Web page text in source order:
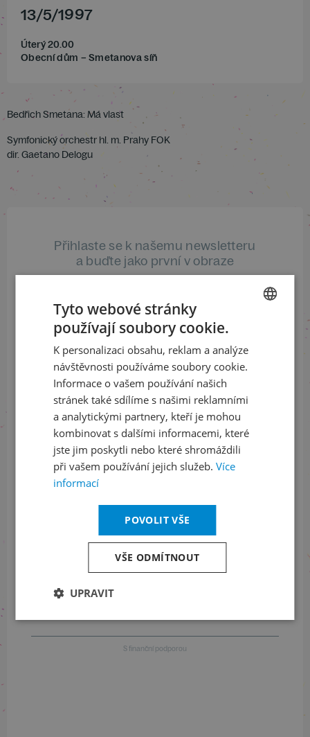
13/5/1997
Úterý 20.00
Obecní dům – Smetanova síň
Bedřich Smetana: Má vlast
Symfonický orchestr hl. m. Prahy FOK
dir. Gaetano Delogu
Přihlaste se k našemu newsletteru
a buďte jako první v obraze
Sledujte nás na sociálních sítích
LinkedInflickr
Informace o stavu objednávek
Informace o programu
+420 257 310 414
S finanční podporou
ENGLISH
Tyto webové stránky
používají soubory cookie.
K personalizaci obsahu, reklam a analýze
návštěvnosti používáme soubory cookie.
Informace o vašem používání našich
stránek také sdílíme s našimi reklamními
a analytickými partnery, kteří je mohou
kombinovat s dalšími informacemi, které
jste jim poskytli nebo které shromáždili
při vašem používání jejich služeb. Více
informací
POVOLIT VŠE
VŠE ODMÍTNOUT
UPRAVIT